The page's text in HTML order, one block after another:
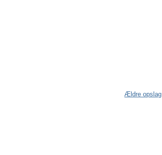
Ældre opslag